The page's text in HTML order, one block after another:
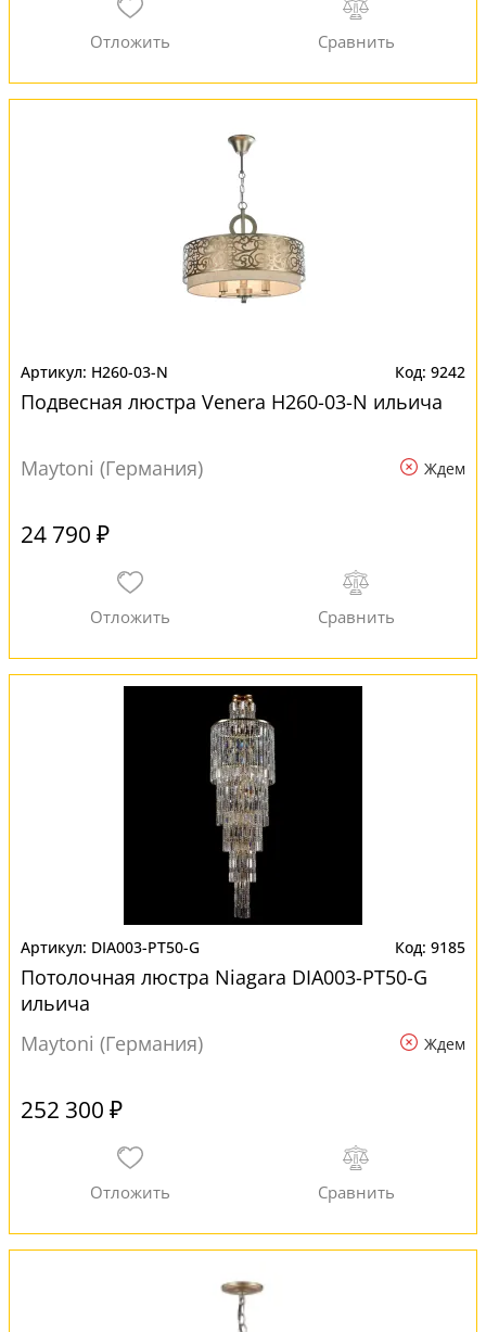
H260-03-N 9242
Подвесная люстра Venera H260-03-N ильича
Maytoni (Германия) Ждем
24 790 ₽
DIA003-PT50-G 9185
Потолочная люстра Niagara DIA003-PT50-G
ильича
Maytoni (Германия)
Ждем
252 300 ₽